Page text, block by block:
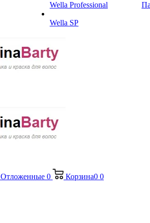
Wella Professional
Wella SP
Отложенные 0 Корзина0 0